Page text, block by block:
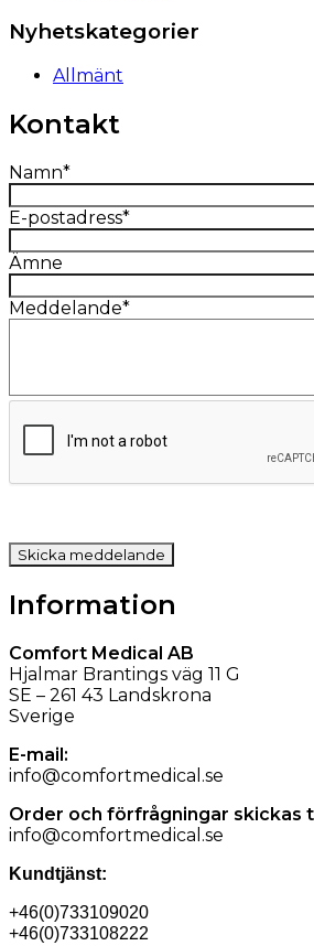
Nyhetskategorier
Allmänt
Kontakt
Namn*
E-postadress*
Ämne
Meddelande*
Information
Comfort Medical AB
Hjalmar Brantings väg 11 G
SE – 261 43 Landskrona
Sverige
E-mail:
info@comfortmedical.se
Order och förfrågningar skickas
info@comfortmedical.se
Kundtjänst:
+46(0)733109020
+46(0)733108222